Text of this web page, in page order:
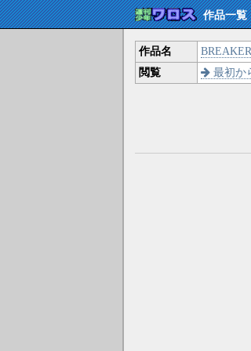
作品一覧
作品名
閲覧
最初か